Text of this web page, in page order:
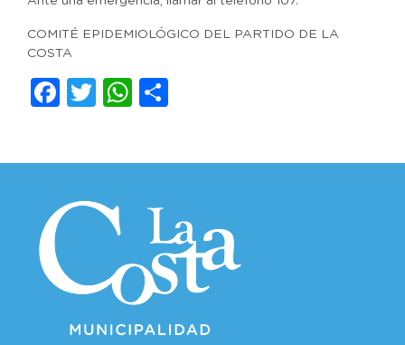
COMITÉ EPIDEMIOLÓGICO DEL PARTIDO DE LA
COSTA
Facebook
TwitterWhatsApp